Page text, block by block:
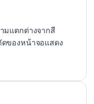
มแตกต่างจากสี
ดของหน้าจอแสดง